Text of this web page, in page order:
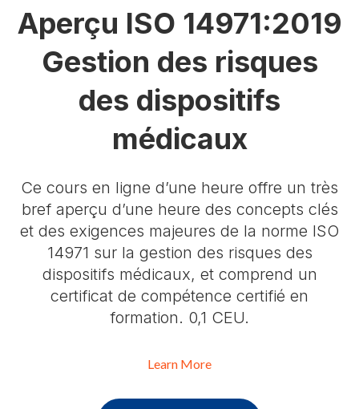
Aperçu ISO 14971:2019
Gestion des risques
des dispositifs
médicaux
Ce cours en ligne d’une heure offre un très
bref aperçu d’une heure des concepts clés
et des exigences majeures de la norme ISO
14971 sur la gestion des risques des
dispositifs médicaux, et comprend un
certificat de compétence certifié en
formation. 0,1 CEU.
Learn More